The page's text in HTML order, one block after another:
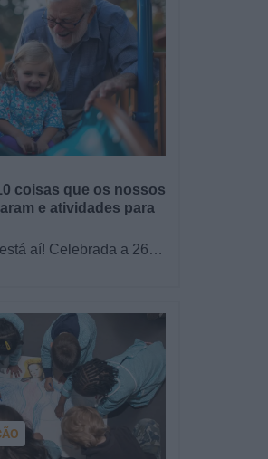
coisas que os nossos
e atividades para
aí! Celebrada a 26